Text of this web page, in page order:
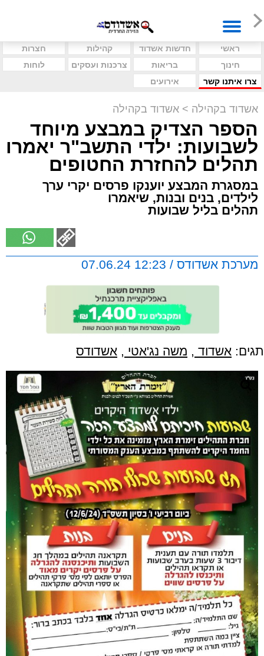
ראשי חדשות אשדוד קהילות
חצרות
חינוך
בריאות צרכנות ועסקים
לוחות
צרו איתנו קשר
אירועים
אשדוד בקהילה > אשדוד בקהילה
הספר הצדיק במבצע מיוחד
לשבועות: ילדי התשב"ר יאמרו
תהלים להחזרת החטופים
במסגרת המבצע יוענקו פרסים יקרי ערך
לילדים, בנים ובנות, שיאמרו
תהלים בליל שבועות
מערכת אשדודס / 12:23 07.06.24
תגים: אשדוד , משה נג'אטי , אשדודס